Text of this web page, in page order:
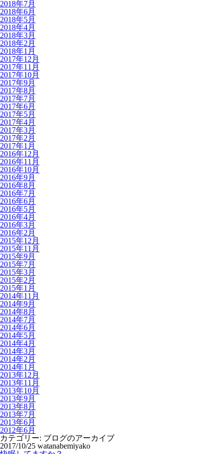
2018年7月
2018年6月
2018年5月
2018年4月
2018年3月
2018年2月
2018年1月
2017年12月
2017年11月
2017年10月
2017年9月
2017年8月
2017年7月
2017年6月
2017年5月
2017年4月
2017年3月
2017年2月
2017年1月
2016年12月
2016年11月
2016年10月
2016年9月
2016年8月
2016年7月
2016年6月
2016年5月
2016年4月
2016年3月
2016年2月
2015年12月
2015年11月
2015年9月
2015年7月
2015年3月
2015年2月
2015年1月
2014年11月
2014年9月
2014年8月
2014年7月
2014年6月
2014年5月
2014年4月
2014年3月
2014年2月
2014年1月
2013年12月
2013年11月
2013年10月
2013年9月
2013年8月
2013年7月
2013年6月
2012年6月
カテゴリー: ブログのアーカイブ
2017/10/25 watanabemiyako